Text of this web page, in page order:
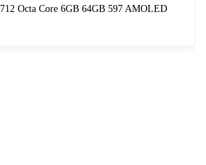
712 Octa Core 6GB 64GB 597 AMOLED